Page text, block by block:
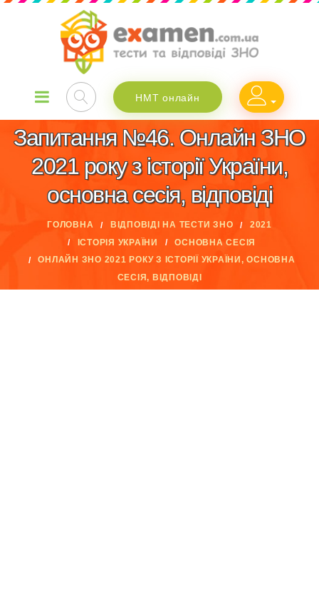
НМТ онлайн
Запитання №46. Онлайн ЗНО
2021 року з історії України,
основна сесія, відповіді
ГОЛОВНА ВІДПОВІДІ НА ТЕСТИ ЗНО
2021
ІСТОРІЯ УКРАЇНИ
ОСНОВНА СЕСІЯ
ОНЛАЙН ЗНО 2021 РОКУ З ІСТОРІЇ УКРАЇНИ, ОСНОВНА
СЕСІЯ, ВІДПОВІДІ